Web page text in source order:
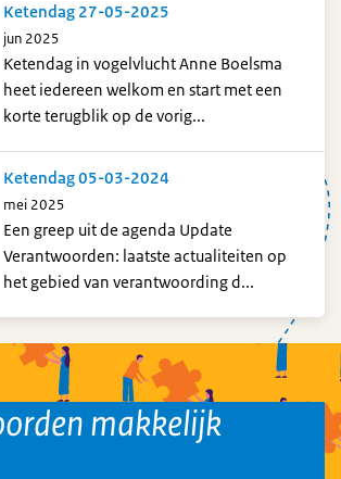
Ketendag 27-05-2025
jun 2025
Ketendag in vogelvlucht Anne Boelsma
heet iedereen welkom en start met een
korte terugblik op de vorig...
Ketendag 05-03-2024
mei 2025
Een greep uit de agenda Update
Verantwoorden: laatste actualiteiten op
het gebied van verantwoording d...
makkelijk